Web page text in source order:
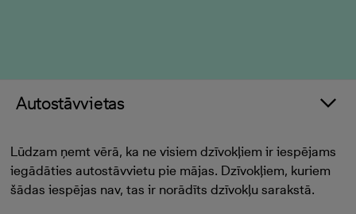
Autostāvvietas
Lūdzam ņemt vērā, ka ne visiem dzīvokļiem ir iespējams
iegādāties autostāvvietu pie mājas. Dzīvokļiem, kuriem
šādas iespējas nav, tas ir norādīts dzīvokļu sarakstā.